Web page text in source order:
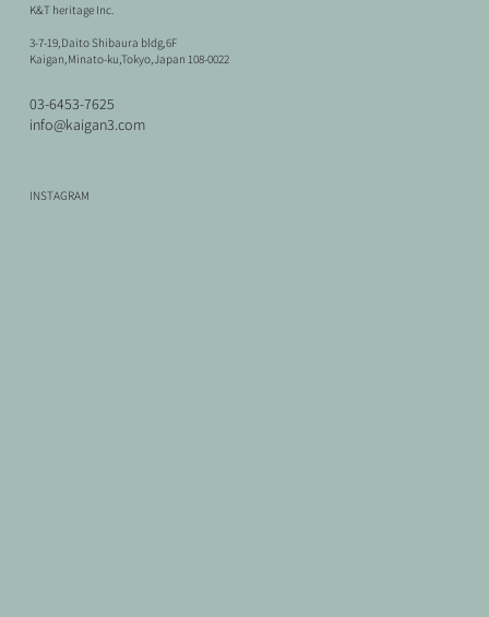
K&T heritage Inc.
3-7-19,Daito Shibaura bldg,6F
Kaigan,Minato-ku,Tokyo,Japan 108-0022
03-6453-7625
info@kaigan3.com
INSTAGRAM